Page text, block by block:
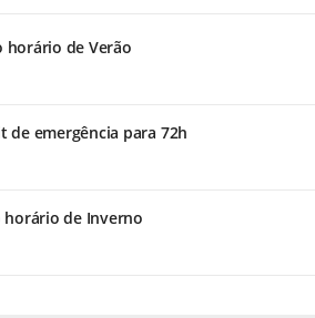
horário de Verão
de emergência para 72h
de Inverno